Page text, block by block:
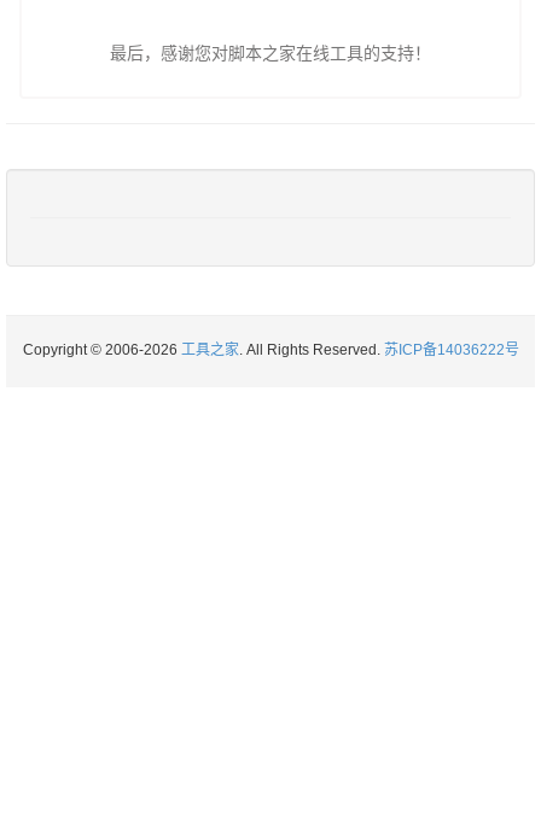
最后，感谢您对脚本之家在线工具的支持！
Copyright © 2006-2026 工具之家. All Rights Reserved. 苏ICP备14036222号